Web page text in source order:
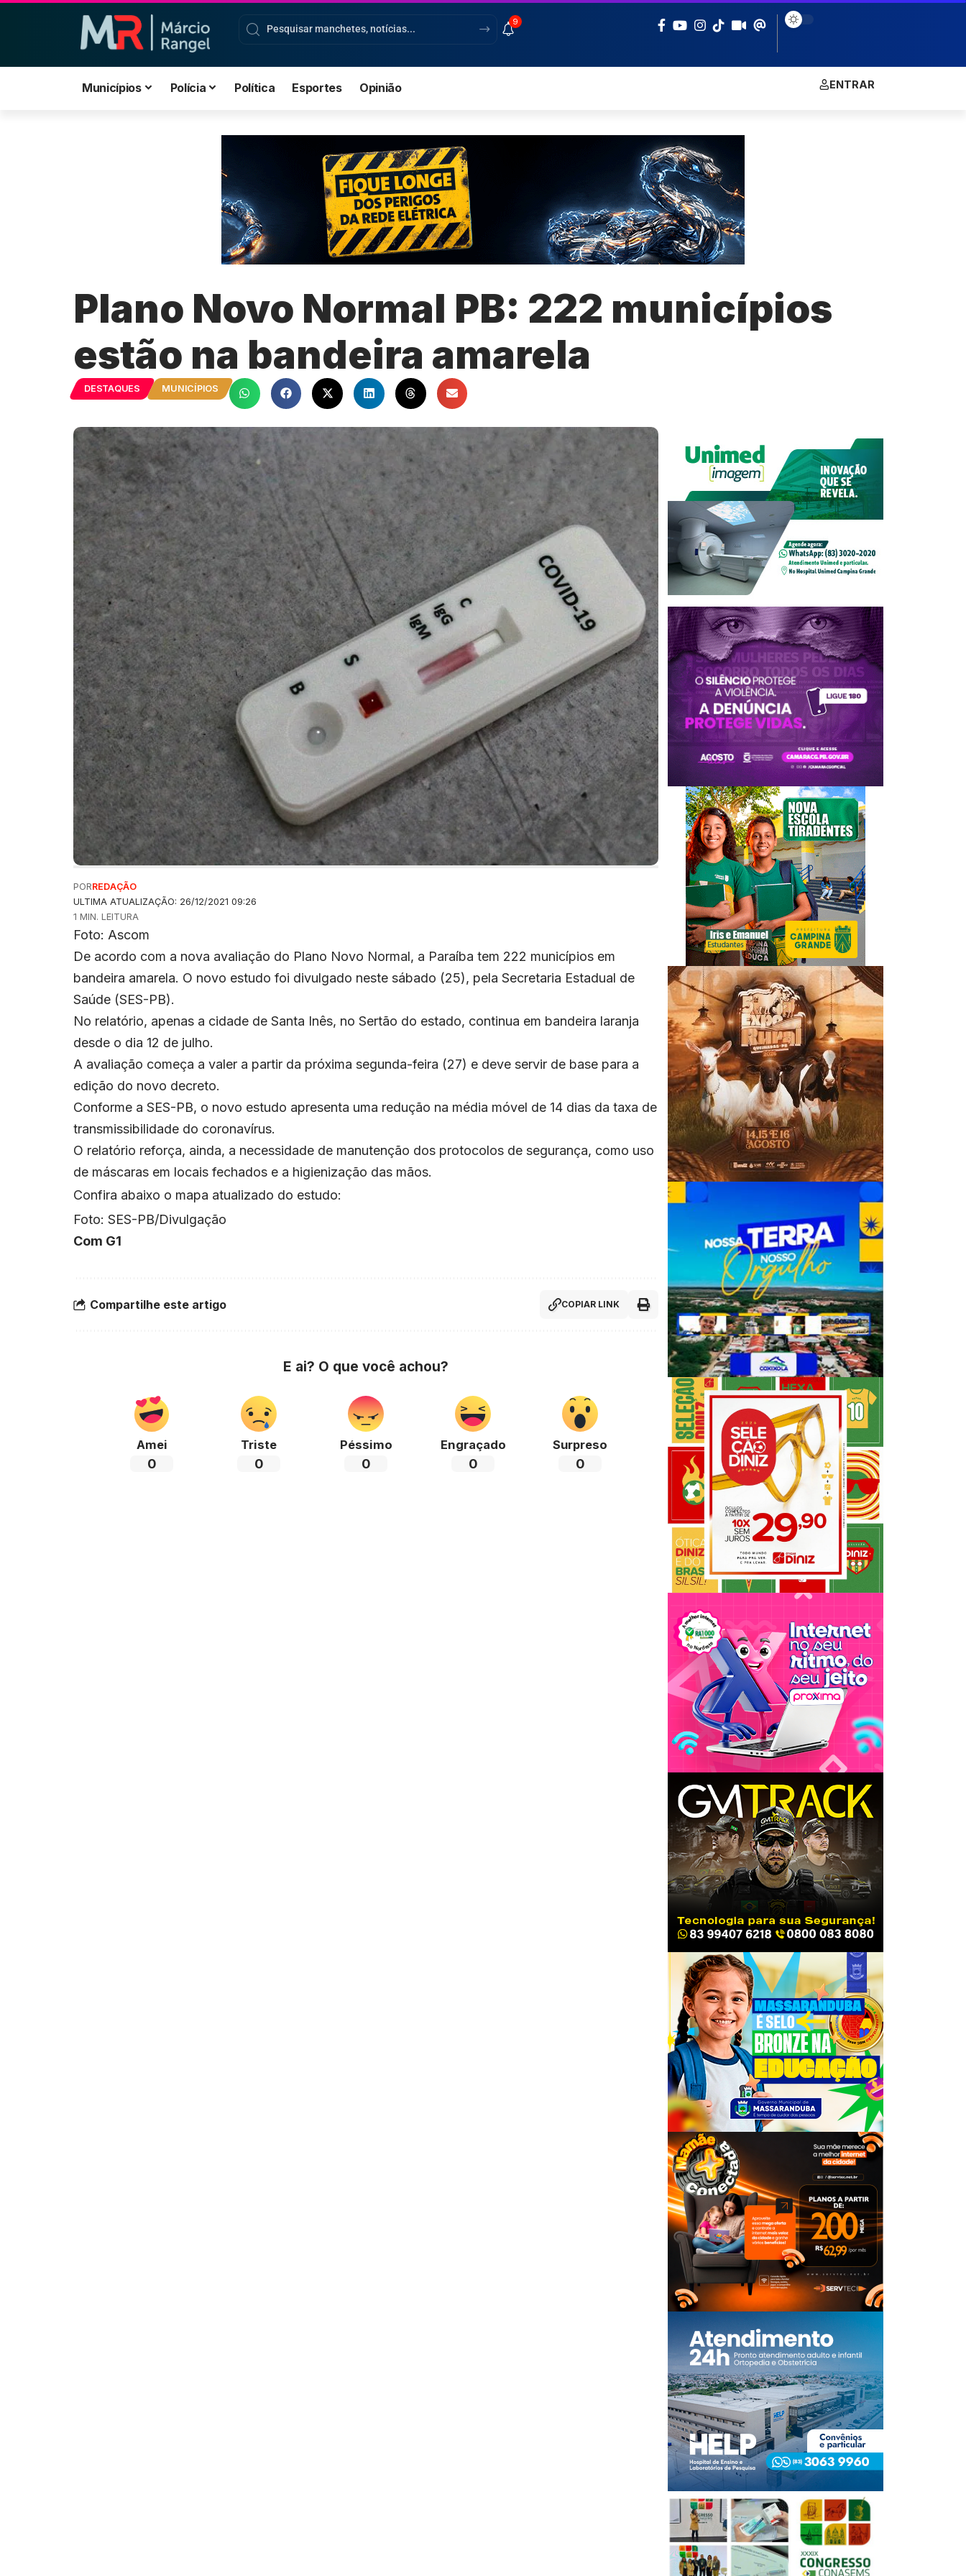
9
Municípios Polícia Política Esportes Opinião ENTRAR
Plano Novo Normal PB: 222 municípios
estão na bandeira amarela
DESTAQUES MUNICÍPIOS
ULTIMA ATUALIZAÇÃO: 26/12/2021 09:26
PORREDAÇÃO
1 MIN. LEITURA
Foto: Ascom
De acordo com a nova avaliação do Plano Novo Normal, a Paraíba tem 222 municípios em
bandeira amarela. O novo estudo foi divulgado neste sábado (25), pela Secretaria Estadual de
Saúde (SES-PB).
No relatório, apenas a cidade de Santa Inês, no Sertão do estado, continua em bandeira laranja
desde o dia 12 de julho.
A avaliação começa a valer a partir da próxima segunda-feira (27) e deve servir de base para a
edição do novo decreto.
Conforme a SES-PB, o novo estudo apresenta uma redução na média móvel de 14 dias da taxa de
transmissibilidade do coronavírus.
O relatório reforça, ainda, a necessidade de manutenção dos protocolos de segurança, como uso
de máscaras em locais fechados e a higienização das mãos.
Confira abaixo o mapa atualizado do estudo:
Foto: SES-PB/Divulgação
Com G1
Compartilhe este artigo COPIAR LINK
E ai? O que você achou?
Amei
0
Triste
0
Péssimo
0
Engraçado
0
Surpreso
0